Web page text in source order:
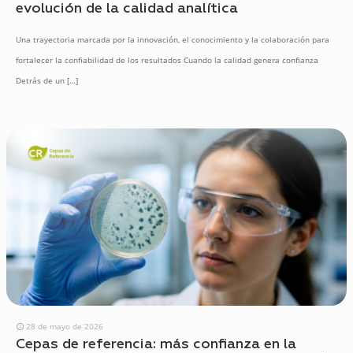
evolución de la calidad analítica
Una trayectoria marcada por la innovación, el conocimiento y la colaboración para
fortalecer la confiabilidad de los resultados Cuando la calidad genera confianza
Detrás de un […]
28 de mayo de 2026
Cepas de referencia: más confianza en la